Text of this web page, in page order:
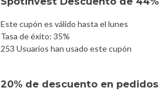
Este cupón es válido hasta el lunes
Tasa de éxito: 35%
253 Usuarios han usado este cupón
20% de descuento en pedidos